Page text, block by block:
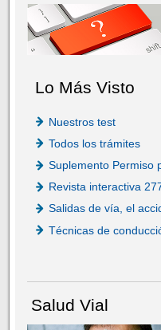
Lo Más Visto
Nuestros test
Todos los trámites
Suplemento Permiso
Revista interactiva
Salidas de vía, el
Técnicas de
Salud Vial